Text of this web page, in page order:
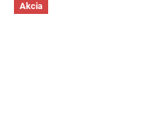
Akcia